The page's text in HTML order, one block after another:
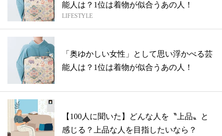
能人は？1位は着物が似合うあの人！
LIFESTYLE
「奥ゆかしい女性」として思い浮かべる芸
能人は？1位は着物が似合うあの人！
【100人に聞いた】どんな人を〝上品〟と
感じる？上品な人を目指したいなら？